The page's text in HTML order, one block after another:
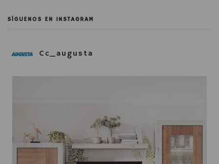
SÍGUENOS EN INSTAGRAM
Cc_augusta